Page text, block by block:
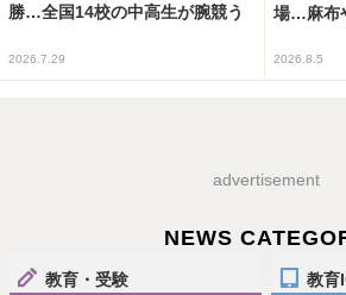
勝…全国14校の中高生が腕競う
2026.7.29
場…麻布
2026.8.5
advertisement
NEWS
教育・受験 教育